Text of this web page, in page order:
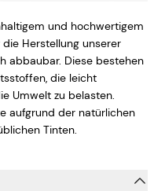
und hochwertigem
Herstellung unserer
abbaubar. Diese bestehen
die leicht
Umwelt zu belasten.
aufgrund der natürlichen
Tinten.